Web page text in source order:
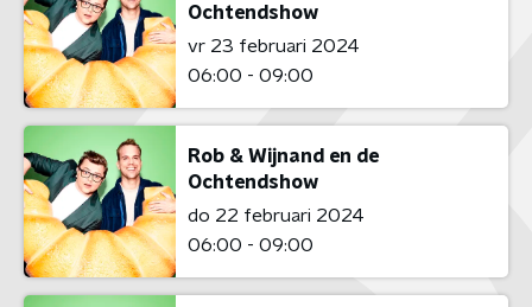
Ochtendshow
vr 23 februari 2024
06:00 - 09:00
Rob & Wijnand en de
Ochtendshow
do 22 februari 2024
06:00 - 09:00